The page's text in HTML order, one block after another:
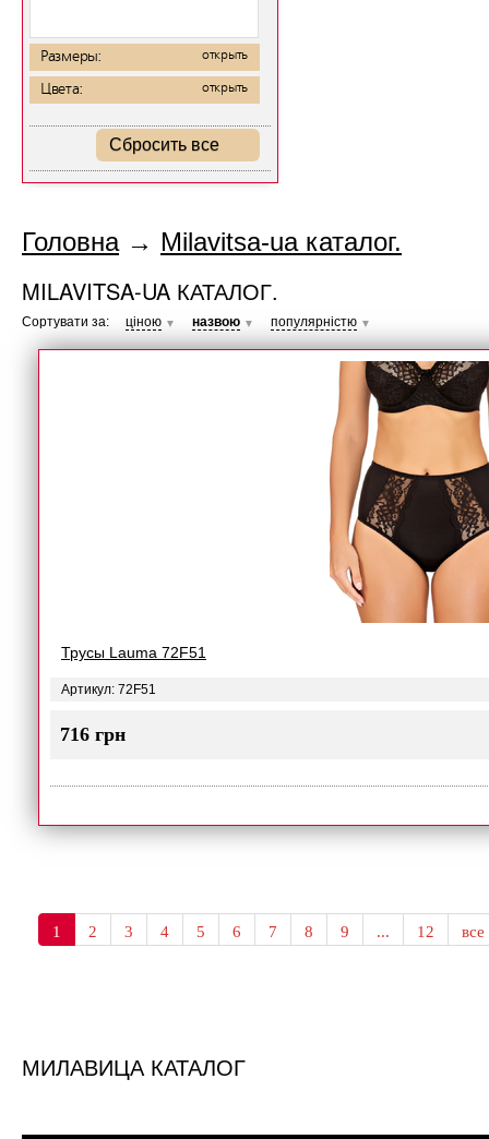
Размеры: открыть
Цвета: открыть
Сбросить все
Головна→ Milavitsa-ua каталог.
MILAVITSA-UA КАТАЛОГ.
Сортувати за: ціною ▼ назвою ▼ популярністю ▼
Трусы Lauma 72F51
Артикул: 72F51
716 грн
1 2 3 4 5 6 7 8 9 ... 12 все
МИЛАВИЦА КАТАЛОГ